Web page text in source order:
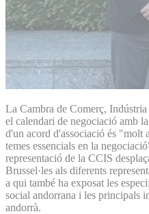
La Cambra de Comerç,
el calendari de negociació amb
d'un acord d'associació és "molt
temes essencials en la
representació de la CCIS
Brussel·les als diferents
a qui també ha exposat les
social andorrana i les principals
andorrà.